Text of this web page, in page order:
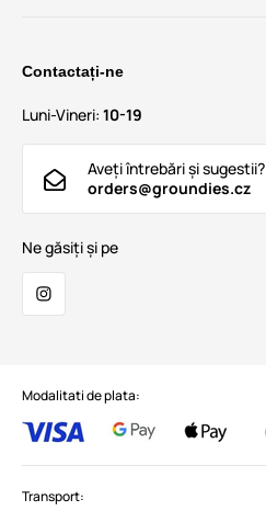
Contactați-ne
Luni-Vineri: 10-19
Aveți întrebări și sugestii?
orders@groundies.cz
Ne găsiți și pe
Modalitati de plata:
Transport: